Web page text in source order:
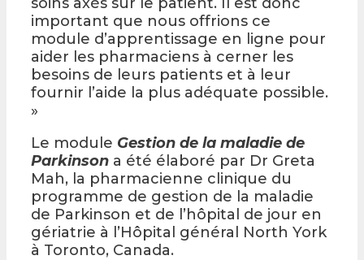
important que nous offrions ce
module d’apprentissage en ligne pour
aider les pharmaciens à cerner les
besoins de leurs patients et à leur
fournir l’aide la plus adéquate possible.
»
Le module Gestion de la maladie de
Parkinson a été élaboré par Dr Greta
Mah, la pharmacienne clinique du
programme de gestion de la maladie
de Parkinson et de l’hôpital de jour en
gériatrie à l’Hôpital général North York
à Toronto, Canada.